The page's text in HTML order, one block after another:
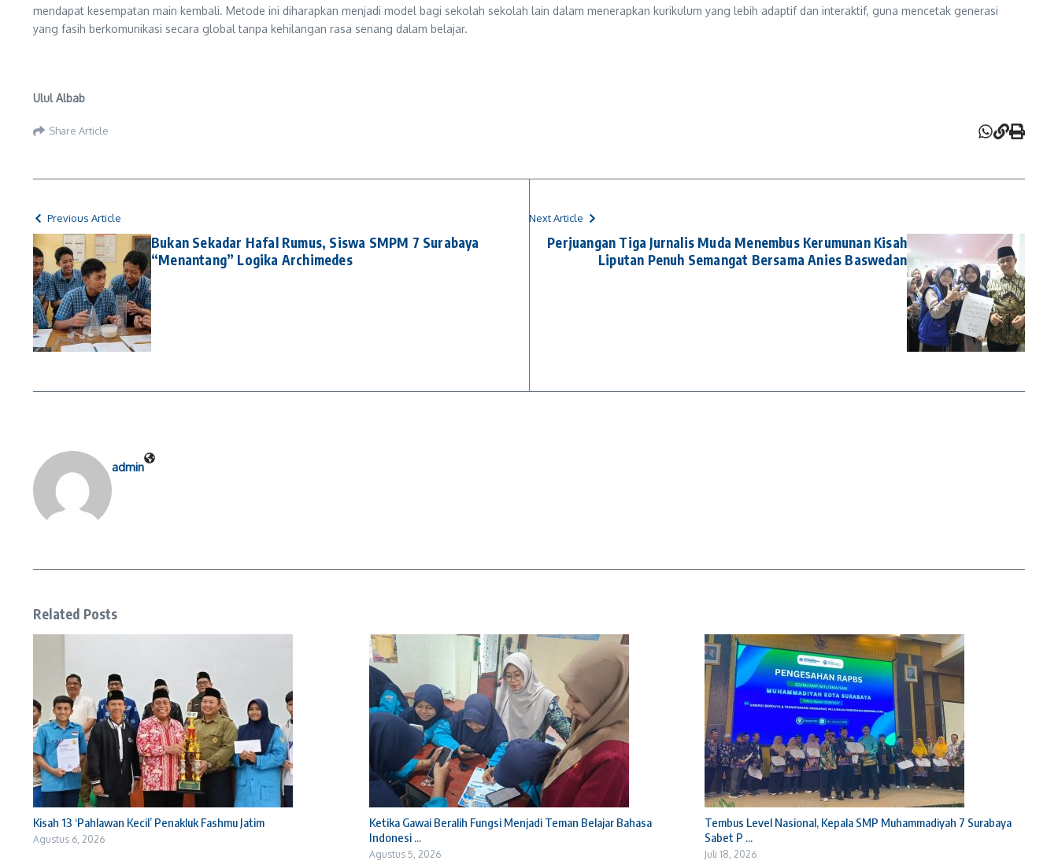
mendapat kesempatan main kembali. Metode ini diharapkan menjadi model bagi sekolah sekolah lain dalam menerapkan kurikulum yang lebih adaptif dan interaktif, guna mencetak generasi
yang fasih berkomunikasi secara global tanpa kehilangan rasa senang dalam belajar.
Ulul Albab
Share Article
Previous Article
Bukan Sekadar Hafal Rumus, Siswa SMPM 7 Surabaya
“Menantang” Logika Archimedes
Next Article
Perjuangan Tiga Jurnalis Muda Menembus Kerumunan Kisah
Liputan Penuh Semangat Bersama Anies Baswedan
admin
Related Posts
Kisah 13 ‘Pahlawan Kecil’ Penakluk Fashmu Jatim
Agustus 6, 2026
Ketika Gawai Beralih Fungsi Menjadi Teman Belajar Bahasa
Indonesi ...
Agustus 5, 2026
Tembus Level Nasional, Kepala SMP Muhammadiyah 7 Surabaya
Sabet P ...
Juli 18, 2026